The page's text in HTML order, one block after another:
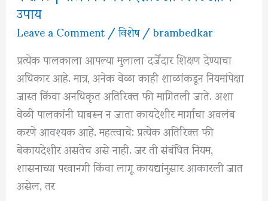
अधिकार
उपाय
Leave a Comment/विशेष/brambedkar
प्रत्येक पालकाला आपल्या मुलाला दर्जेदार शिक्षण देण्याचा
अधिकार आहे. मात्र, अनेक वेळा काही शाळांकडून नियमांपेक्षा
जास्त किंवा अनधिकृत अतिरिक्त फी मागितली जाते. अशा
वेळी पालकांनी घाबरून न जाता कायदेशीर मार्गाचा अवलंब
करणे आवश्यक आहे. महत्त्वाचे: प्रत्येक अतिरिक्त फी
बेकायदेशीर असतेच असे नाही. जर ती संबंधित नियम,
शासनाच्या परवानगी किंवा लागू कायद्यांनुसार आकारली जात
असेल, तर